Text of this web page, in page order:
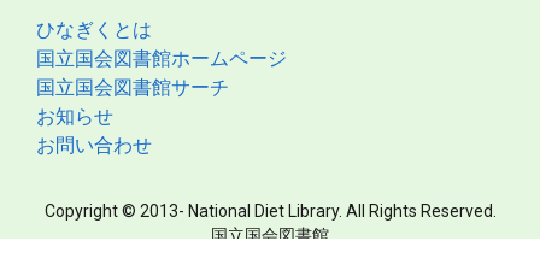
ひなぎくとは
国立国会図書館ホームページ
国立国会図書館サーチ
お知らせ
お問い合わせ
Copyright © 2013- National Diet Library. All Rights Reserved.